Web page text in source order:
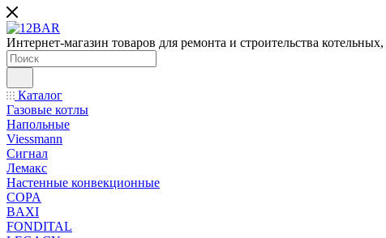
Интернет-магазин товаров для ремонта и строительства
Каталог
Газовые котлы
Напольные
Viessmann
Сигнал
Лемакс
Настенные конвекционные
COPA
BAXI
FONDITAL